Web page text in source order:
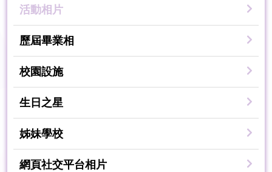
活動相片
歷屆畢業相
校園設施
生日之星
姊妹學校
網頁社交平台相片